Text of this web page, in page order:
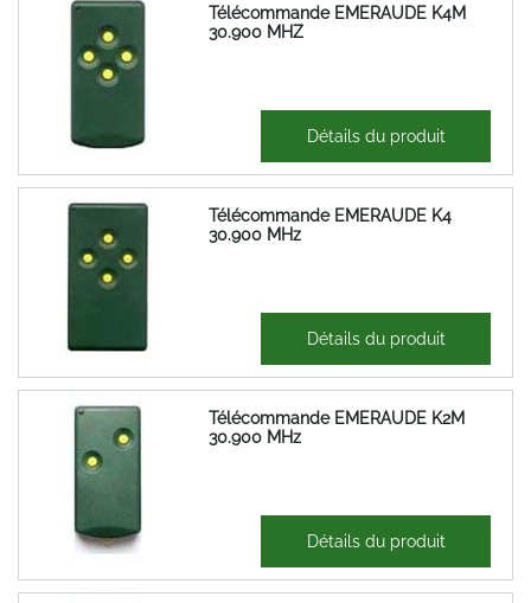
Télécommande EMERAUDE K4M
30.900 MHZ
35,65 €
Détails du produit
Télécommande EMERAUDE K4
30.900 MHz
35,65 €
Détails du produit
Télécommande EMERAUDE K2M
30.900 MHz
35,65 €
29,71 € Détails du produit